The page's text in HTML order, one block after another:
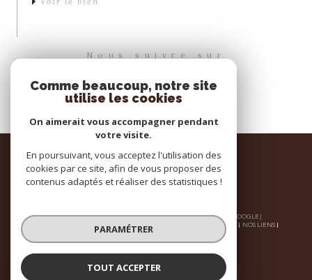
Nous suivre sur
Espace
PROPRIÉTAIRE
se connecter
© 2026 | TOUS DROITS RÉSERVÉS | TRADUCTION POWERED BY GOOGLE |
PLAN DU SITE MENTIONS LÉGALES ADMIN
NOS LIENS
POLITIQUE RGPD
Comme beaucoup, notre site
utilise les cookies
On aimerait vous accompagner pendant
votre visite.
En poursuivant, vous acceptez l'utilisation des
cookies par ce site, afin de vous proposer des
contenus adaptés et réaliser des statistiques !
PARAMÉTRER
TOUT ACCEPTER